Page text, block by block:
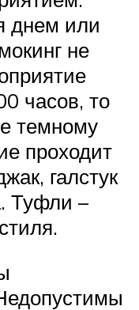
днем или
не
часов, то
темному
проходит
галстук
Туфли –